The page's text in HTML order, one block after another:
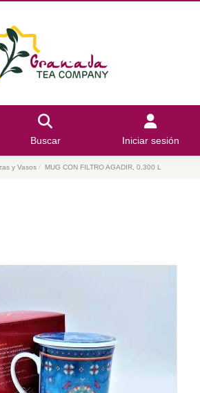
Buscar Iniciar sesión
y Vasos MUG CON FILTRO AGADIR, 0,300 L